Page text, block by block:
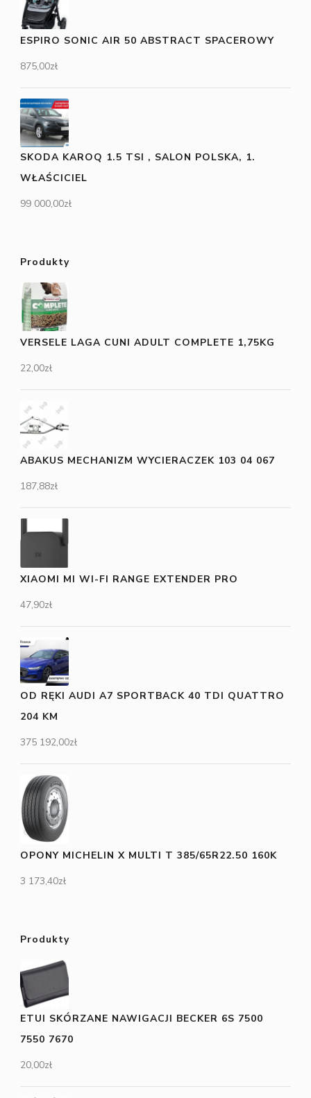
ESPIRO SONIC AIR 50 ABSTRACT SPACEROWY
875,00zł
SKODA KAROQ 1.5 TSI , SALON POLSKA, 1.
WŁAŚCICIEL
99 000,00zł
Produkty
VERSELE LAGA CUNI ADULT COMPLETE 1,75KG
22,00zł
ABAKUS MECHANIZM WYCIERACZEK 103 04 067
187,88zł
XIAOMI MI WI-FI RANGE EXTENDER PRO
47,90zł
OD RĘKI AUDI A7 SPORTBACK 40 TDI QUATTRO
204 KM
375 192,00zł
OPONY MICHELIN X MULTI T 385/65R22.50 160K
3 173,40zł
Produkty
ETUI SKÓRZANE NAWIGACJI BECKER 6S 7500
7550 7670
20,00zł